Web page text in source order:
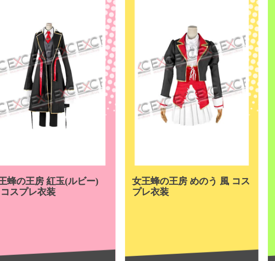
蜂の王房 紅玉(ルビー)
スプレ衣装
女王蜂の王房 めのう 風 コス
プレ衣装